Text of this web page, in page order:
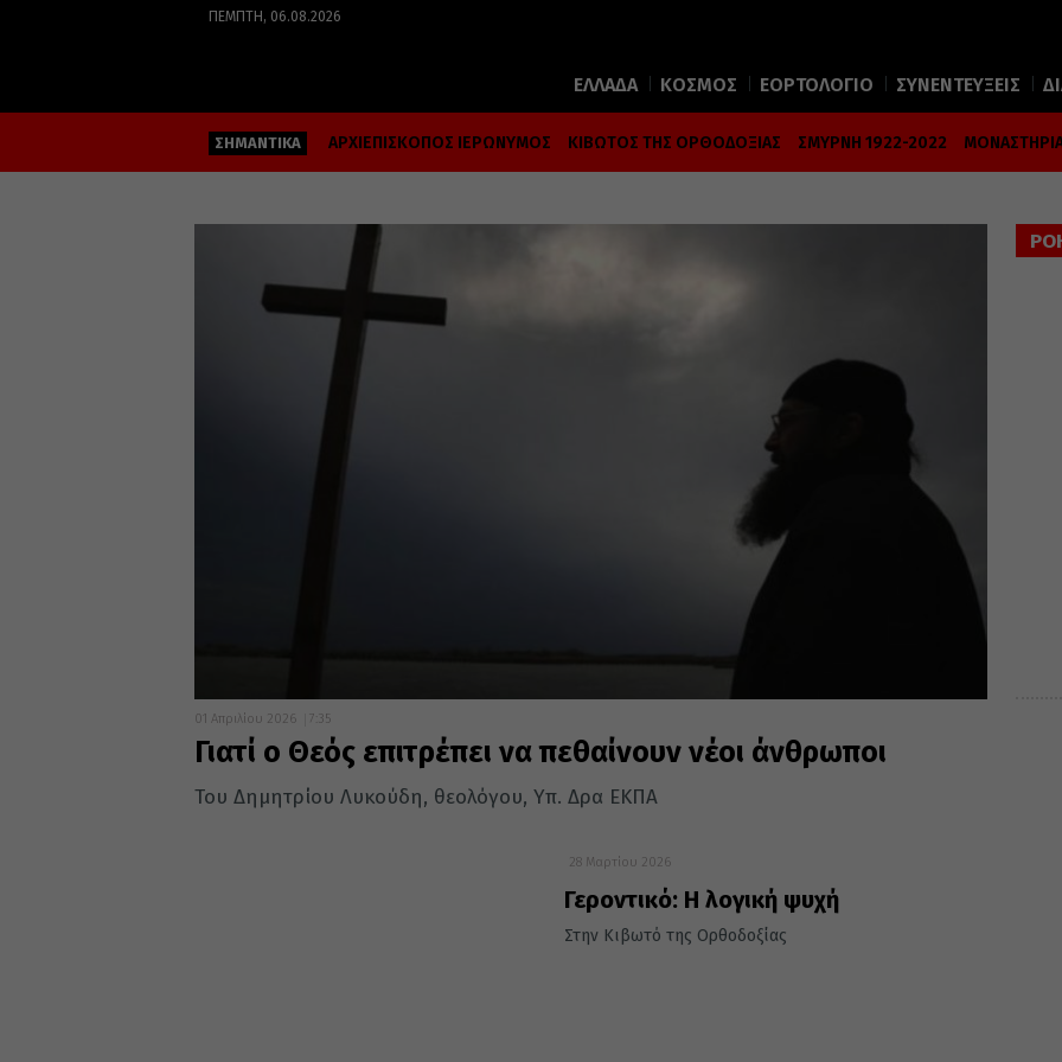
ΠΈΜΠΤΗ, 06.08.2026
ΕΛΛΑΔΑ ΚΟΣΜΟΣ ΕΟΡΤΟΛΟΓΙΟ ΣΥΝΕΝΤΕΥΞΕΙΣ
ΣΗΜΑΝΤΙΚΑ ΑΡΧΙΕΠΙΣΚΟΠΟΣ ΙΕΡΩΝΥΜΟΣ ΚΙΒΩΤΟΣ ΤΗΣ ΟΡΘΟΔΟΞΙΑΣ ΣΜΥΡΝΗ 1922-2022
01 Απριλίου 2026 7:35
Γιατί ο Θεός επιτρέπει να πεθαίνουν νέοι άνθρωποι
Του Δημητρίου Λυκούδη, θεολόγου, Υπ. Δρα ΕΚΠΑ
28 Μαρτίου 2026
Γεροντικό: Η λογική ψυχή
Στην Κιβωτό της Ορθοδοξίας